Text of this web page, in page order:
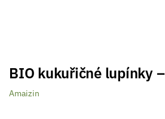
BIO kukuřičné lupínky
Amaizin